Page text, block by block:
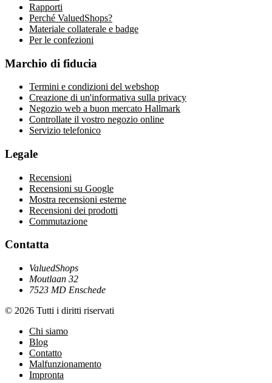
Rapporti
Perché ValuedShops?
Materiale collaterale e badge
Per le confezioni
Marchio di fiducia
Termini e condizioni del webshop
Creazione di un'informativa sulla privacy
Negozio web a buon mercato Hallmark
Controllate il vostro negozio online
Servizio telefonico
Legale
Recensioni
Recensioni su Google
Mostra recensioni esterne
Recensioni dei prodotti
Commutazione
Contatta
ValuedShops
Moutlaan 32
7523 MD Enschede
© 2026 Tutti i diritti riservati
Chi siamo
Blog
Contatto
Malfunzionamento
Impronta